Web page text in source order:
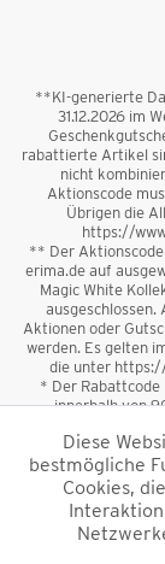
**KI-generierte
31.12.2026 im
rabattierte Artikel
nicht
Aktionscode
Übrigen die
https://
** Der Aktionscode
erima.de auf
Magic White
Aktionen oder
werden. Es gelten
die unter
* Der Rabattcode
innerhalb von
sowie
Rabattcode ist
*Alle Preise
Diese
bestmögliche
Cookies,